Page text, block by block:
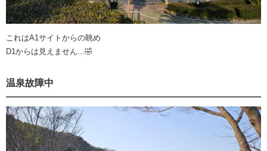
これはA1サイトからの眺め
D1からは見えません...🤣
温泉故障中